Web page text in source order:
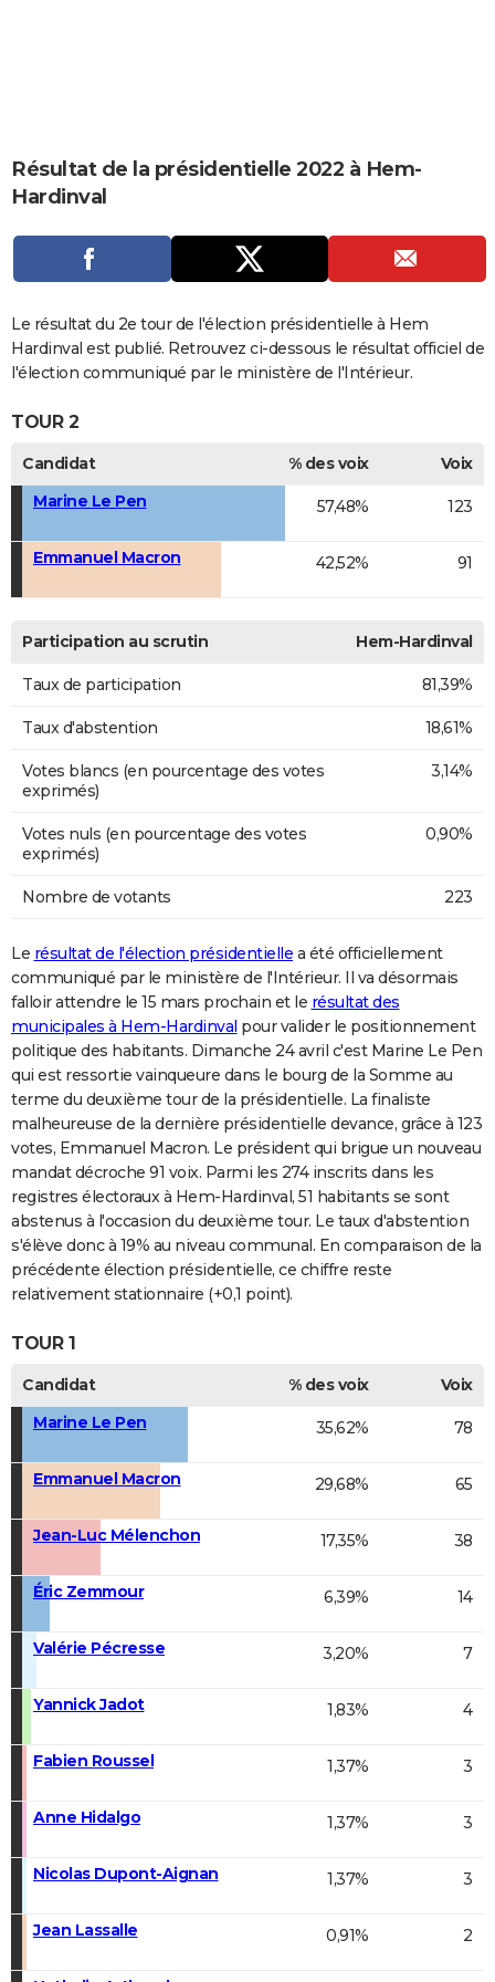
CARTE DE VOEUX
Carte de Noël
Carte Bonne année
Carte Saint-Valentin
Carte Pâques
Carte d'anniversaire
DICTIONNAIRE
Dictionnaire
Biographies
Expressions
Proverbes
PROGRAMME TV
S'inscrire
Se connecter
Lycées
Collèges
Primaires
Universités
Entreprises
Service militaire
Avis de recherche
AVIS DE DÉCÈS
Bricolage
Lifestyle
Culture
Sport
Auto
Television
Voyage
Cinema
Résultat de la présidentielle 2022 à Hem-
Hardinval
Le résultat du 2e tour de l'élection présidentielle à Hem
Hardinval est publié. Retrouvez ci-dessous le résultat officiel de
l'élection communiqué par le ministère de l'Intérieur.
TOUR 2
Candidat % des voix
Voix
Marine Le Pen
57,48% 123
Emmanuel Macron 42,52% 91
Participation au scrutin Hem-Hardinval
Taux de participation 81,39%
Taux d'abstention 18,61%
Votes blancs (en pourcentage des votes
exprimés)
3,14%
Votes nuls (en pourcentage des votes
exprimés)
0,90%
Nombre de votants 223
Le résultat de l'élection présidentielle a été officiellement
communiqué par le ministère de l'Intérieur. Il va désormais
falloir attendre le 15 mars prochain et le résultat des
municipales à Hem-Hardinval pour valider le positionnement
politique des habitants. Dimanche 24 avril c'est Marine Le Pen
qui est ressortie vainqueure dans le bourg de la Somme au
terme du deuxième tour de la présidentielle. La finaliste
malheureuse de la dernière présidentielle devance, grâce à 123
votes, Emmanuel Macron. Le président qui brigue un nouveau
mandat décroche 91 voix. Parmi les 274 inscrits dans les
registres électoraux à Hem-Hardinval, 51 habitants se sont
abstenus à l'occasion du deuxième tour. Le taux d'abstention
s'élève donc à 19% au niveau communal. En comparaison de la
précédente élection présidentielle, ce chiffre reste
relativement stationnaire (+0,1 point).
TOUR 1
Candidat % des voix
Voix
Marine Le Pen
35,62% 78
Emmanuel Macron 29,68% 65
Jean-Luc Mélenchon 17,35% 38
Éric Zemmour 6,39% 14
Valérie Pécresse 3,20% 7
Yannick Jadot 1,83% 4
Fabien Roussel 1,37% 3
Anne Hidalgo 1,37% 3
Nicolas Dupont-Aignan 1,37% 3
Jean Lassalle 0,91% 2